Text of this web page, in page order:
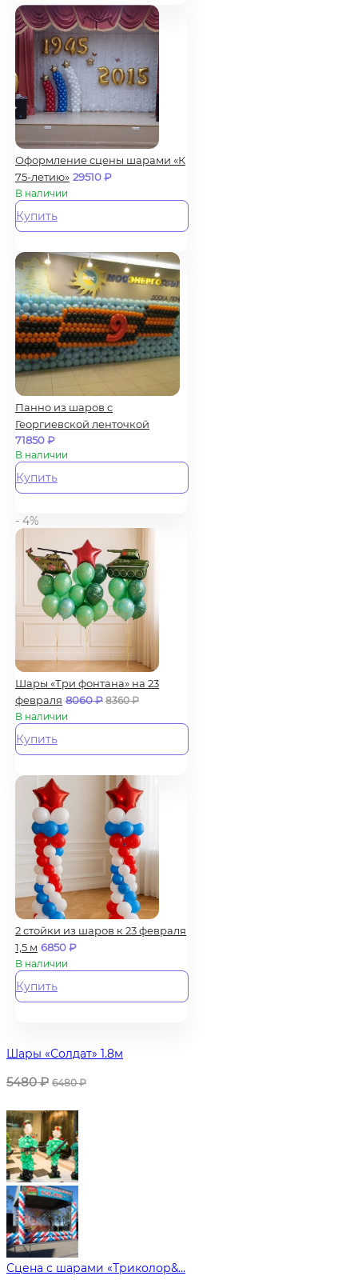
Оформление сцены шарами «К
75-летию» 29510₽
В наличии
Купить
Панно из шаров с
Георгиевской ленточкой
71850₽
В наличии
Купить
- 4%
Шары «Три фонтана» на 23
февраля 8060₽ 8360₽
В наличии
Купить
2 стойки из шаров к 23 февраля
1,5 м 6850₽
В наличии
Купить
Шары «Солдат» 1.8м
5480₽ 6480₽
Сцена с шарами «Триколор&...